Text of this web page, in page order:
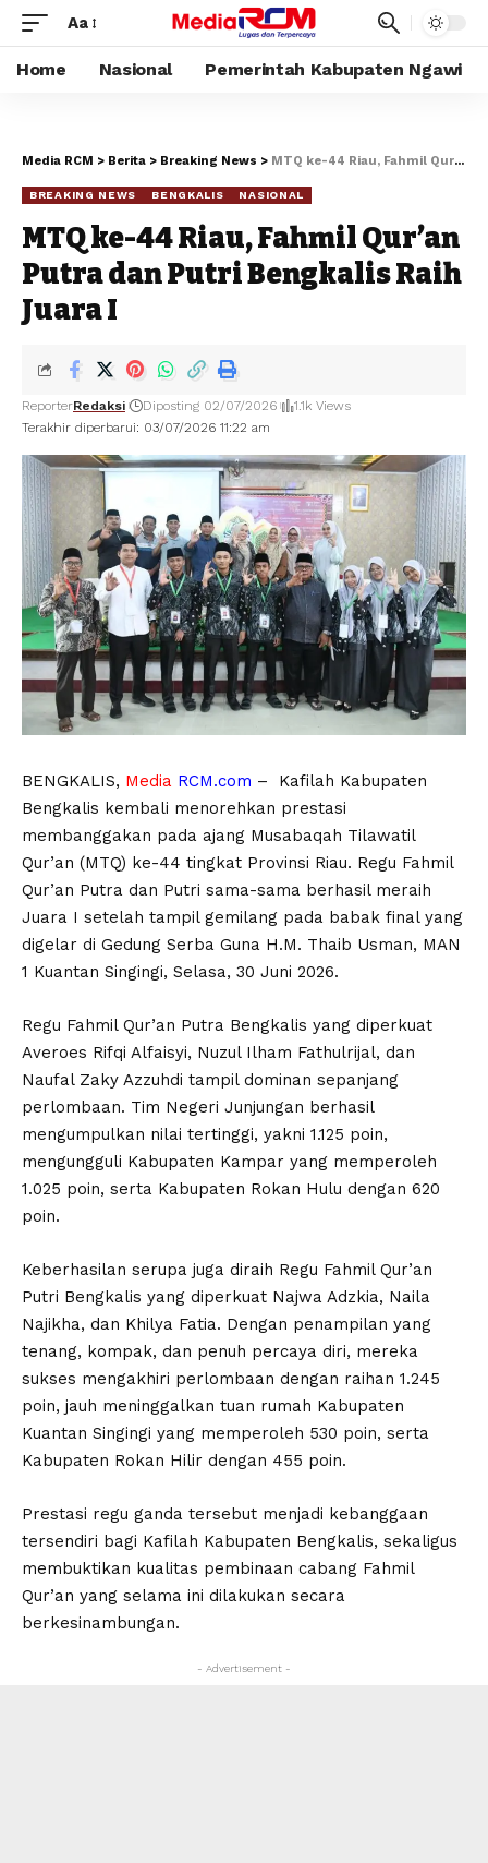
Aa
Home Nasional Pemerintah Kabupaten Ngawi
Media RCM > Berita > Breaking News > MTQ ke-44 Riau, Fahmil Qur’an Putra dan Putri Bengkalis Raih Juara I
BREAKING NEWS BENGKALIS NASIONAL
MTQ ke-44 Riau, Fahmil Qur’an
Putra dan Putri Bengkalis Raih
Juara I
Terakhir diperbarui: 03/07/2026 11:22 am
ReporterRedaksi Diposting 02/07/2026 1.1k Views
BENGKALIS, Media RCM.com – Kafilah Kabupaten
Bengkalis kembali menorehkan prestasi
membanggakan pada ajang Musabaqah Tilawatil
Qur’an (MTQ) ke-44 tingkat Provinsi Riau. Regu Fahmil
Qur’an Putra dan Putri sama-sama berhasil meraih
Juara I setelah tampil gemilang pada babak final yang
digelar di Gedung Serba Guna H.M. Thaib Usman, MAN
1 Kuantan Singingi, Selasa, 30 Juni 2026.
Regu Fahmil Qur’an Putra Bengkalis yang diperkuat
Averoes Rifqi Alfaisyi, Nuzul Ilham Fathulrijal, dan
Naufal Zaky Azzuhdi tampil dominan sepanjang
perlombaan. Tim Negeri Junjungan berhasil
mengumpulkan nilai tertinggi, yakni 1.125 poin,
mengungguli Kabupaten Kampar yang memperoleh
1.025 poin, serta Kabupaten Rokan Hulu dengan 620
poin.
Keberhasilan serupa juga diraih Regu Fahmil Qur’an
Putri Bengkalis yang diperkuat Najwa Adzkia, Naila
Najikha, dan Khilya Fatia. Dengan penampilan yang
tenang, kompak, dan penuh percaya diri, mereka
sukses mengakhiri perlombaan dengan raihan 1.245
poin, jauh meninggalkan tuan rumah Kabupaten
Kuantan Singingi yang memperoleh 530 poin, serta
Kabupaten Rokan Hilir dengan 455 poin.
Prestasi regu ganda tersebut menjadi kebanggaan
tersendiri bagi Kafilah Kabupaten Bengkalis, sekaligus
membuktikan kualitas pembinaan cabang Fahmil
Qur’an yang selama ini dilakukan secara
berkesinambungan.
- Advertisement -